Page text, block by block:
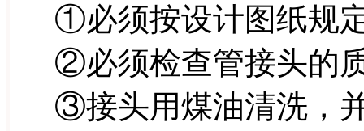
①必须按设计图纸规
②必须检查管接头的
③接头用煤油清洗，